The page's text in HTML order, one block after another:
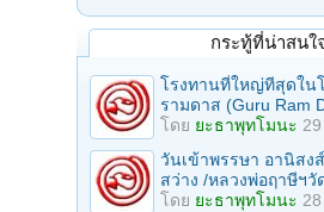
กระทู้ที่น่าสนใ
โรงทานที่ใหญ่ทีสุดใน
รามดาส (Guru Ram
โดย ยะธาพุทโมนะ
วันเข้าพรรษา อานิสง
สว่าง /หลวงพ่อฤาษีฯวั
โดย ยะธาพุทโมนะ